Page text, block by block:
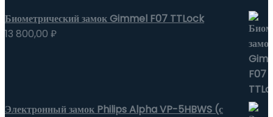
Биометрический замок Gimmel F07 TTLock
13 800,00 ₽
Электронный замок Philips Alpha VP-5HBWS (с